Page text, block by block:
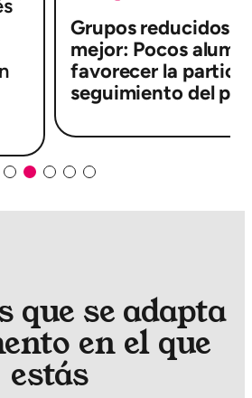
Grupos reducidos
mejor: Pocos
favorecer la
seguimiento del
que se adapta
en el que
estás